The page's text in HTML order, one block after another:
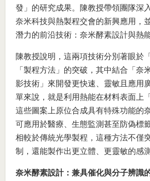
發」的研究成果。陳教授帶領團隊深
奈米科技與熱製程交會的新興應用，
潛力的前沿技術：奈米酵素設計與熱
陳教授說明，這兩項技術分別著眼於
「製程方法」的突破，其中結合「奈
影技術」來開發更快速、靈敏且應用
單來說，就是利用熱能在材料表面上
這些圖案上原位合成具有特殊功能的
可應用於醫療、生態監測甚至防偽標
相較於傳統光學製程，這種方法不僅
制，還能製作出更立體、更靈敏的感
奈米酵素設計：兼具催化與分子辨識